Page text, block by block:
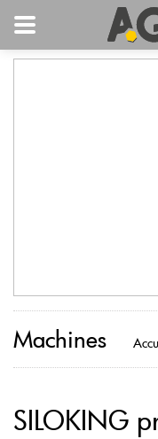
Machines
SILOKING